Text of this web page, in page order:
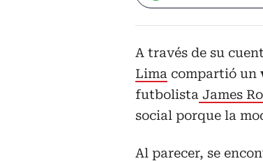
A través de su
Lima compartió un
futbolista James
social porque la
Al parecer, se